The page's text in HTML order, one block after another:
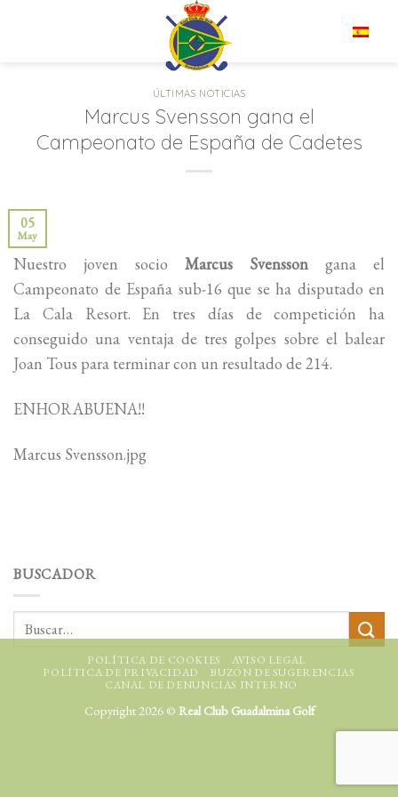
ÚLTIMAS NOTICIAS
Marcus Svensson gana el
Campeonato de España de Cadetes
05
May
Nuestro joven socio Marcus Svensson gana el
Campeonato de España sub-16 que se ha disputado en
La Cala Resort. En tres días de competición ha
conseguido una ventaja de tres golpes sobre el balear
Joan Tous para terminar con un resultado de 214.
ENHORABUENA!!
Marcus Svensson.jpg
BUSCADOR
POLÍTICA DE COOKIES
AVISO LEGAL
POLÍTICA DE PRIVACIDAD
BUZÓN DE SUGERENCIAS
CANAL DE DENUNCIAS INTERNO
Copyright 2026 © Real Club Guadalmina Golf